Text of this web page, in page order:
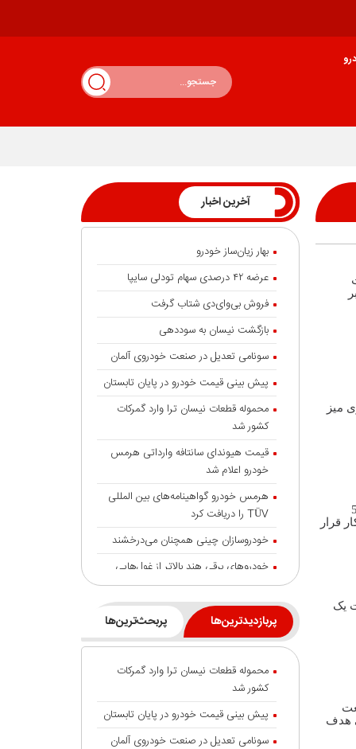
میز
توليد بيش از 500
كار قرار
یک
هدف
آخرین اخبار
بهار زیان‌ساز خودرو
عرضه ۴۲ درصدی سهام تودلی سایپا
فروش بی‌وای‌دی شتاب گرفت
بازگشت نیسان به سوددهی
سونامی تعدیل در صنعت خودروی آلمان
پیش بینی قیمت خودرو در پایان تابستان
محموله قطعات نیسان ترا وارد گمرکات
کشور شد
قیمت هیوندای سانتافه وارداتی هرمس
خودرو اعلام شد
هرمس خودرو گواهینامه‌های بین المللی
TÜV را دریافت کرد
خودروسازان چینی همچنان می‌درخشند
خودروهای برقی هند بالاتر از غول‌هایی
مانند تسلا و بی‌وای‌دی
شایعه گرانی بنزین، قیمت خودروهای برقی
را بالا برد
جزئیات تردد خودرو با پلاک منطقه آزاد
انزلی
رشد ۱۲۰ درصدی صادرات خودروهای برقی
چین
پربازدیدترین‌ها پربحث‌ترین‌ها
محموله قطعات نیسان ترا وارد گمرکات
کشور شد
پیش بینی قیمت خودرو در پایان تابستان
سونامی تعدیل در صنعت خودروی آلمان